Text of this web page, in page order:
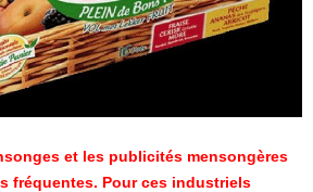
et les publicités mensongères
fréquentes. Pour ces industriels